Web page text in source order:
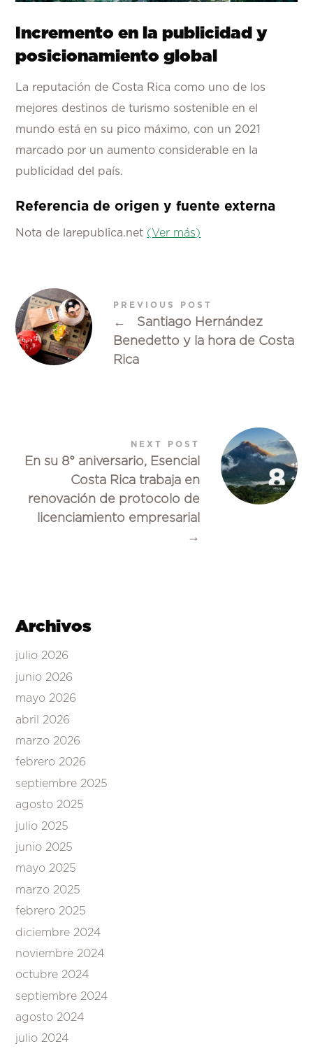
Incremento en la publicidad y
posicionamiento global
La reputación de Costa Rica como uno de los
mejores destinos de turismo sostenible en el
mundo está en su pico máximo, con un 2021
marcado por un aumento considerable en la
publicidad del país.
Referencia de origen y fuente externa
Nota de larepublica.net (Ver más)
PREVIOUS POST
←
Santiago Hernández
Benedetto y la hora de Costa
Rica
NEXT POST
En su 8° aniversario, Esencial
Costa Rica trabaja en
renovación de protocolo de
licenciamiento empresarial
→
Archivos
julio 2026
junio 2026
mayo 2026
abril 2026
marzo 2026
febrero 2026
septiembre 2025
agosto 2025
julio 2025
junio 2025
mayo 2025
marzo 2025
febrero 2025
diciembre 2024
noviembre 2024
octubre 2024
septiembre 2024
agosto 2024
julio 2024